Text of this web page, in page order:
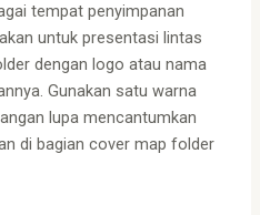
tempat penyimpanan
untuk presentasi lintas
dengan logo atau nama
Gunakan satu warna
lupa mencantumkan
di bagian cover map folder